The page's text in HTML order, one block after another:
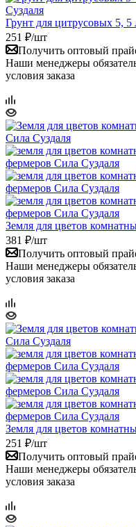
Грунт для цитрусовых 5, 5
251 ₽/шт
Получить оптовый
Наши менеджеры
условия заказа
Земля для цветов
381 ₽/шт
Получить оптовый
Наши менеджеры
условия заказа
Земля для цветов
251 ₽/шт
Получить оптовый
Наши менеджеры
условия заказа